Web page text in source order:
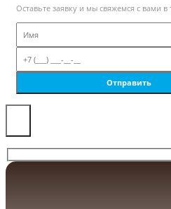
Оставьте заявку и мы свяжемся с вами в